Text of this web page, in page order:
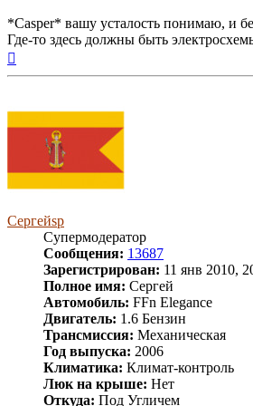
*Casper* вашу усталость понимаю, и
Где-то здесь должны быть
Сергейsp
Супермодератор
Сообщения: 13687
Зарегистрирован: 11 янв 2010,
Полное имя: Сергей
Автомобиль: FFn Elegance
Двигатель: 1.6 Бензин
Трансмиссия: Механическая
Год выпуска: 2006
Климатика: Климат-контроль
Люк на крыше: Нет
Откуда: Под Угличем